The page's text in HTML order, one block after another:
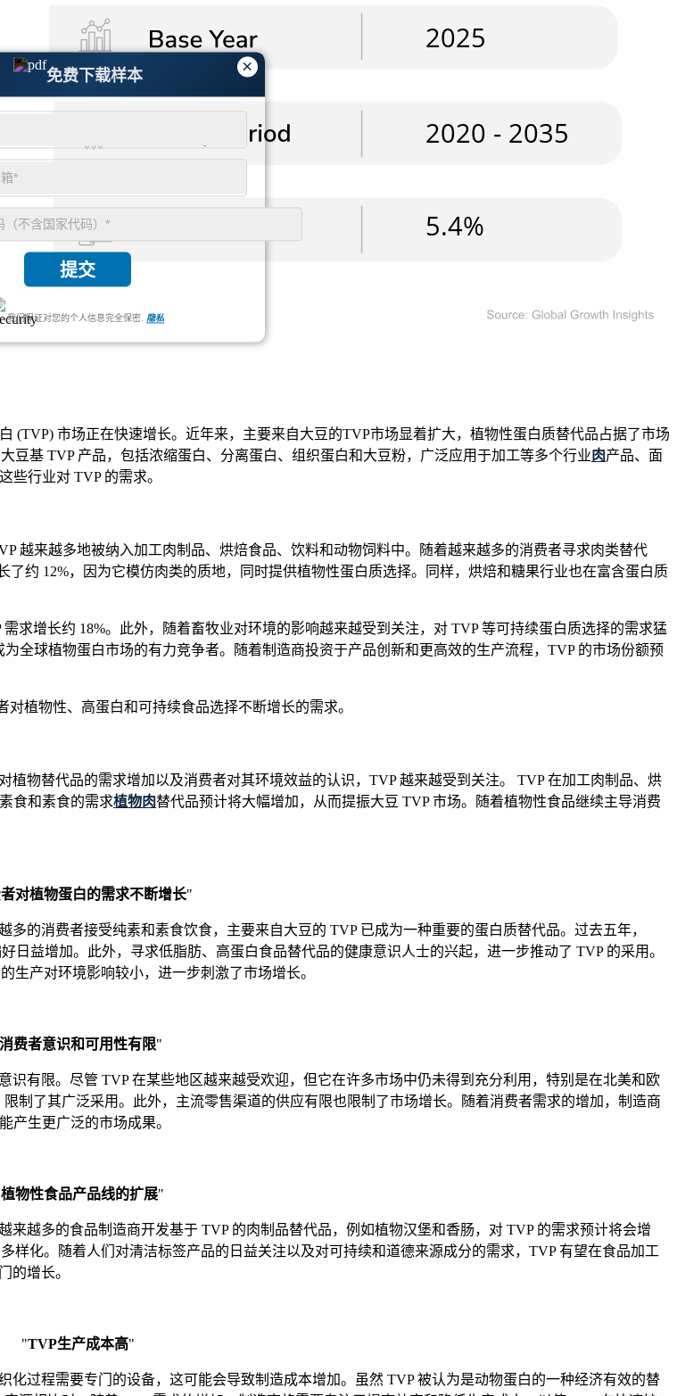
×
免费下载样本
提交
我们保证对您的个人信息完全保密. 隐私
(TVP) 市场正在快速增长。近年来，主要来自大豆的TVP市场显着扩大，植物性蛋白质替代品占据了市场
基 TVP 产品，包括浓缩蛋白、分离蛋白、组织蛋白和大豆粉，广泛应用于加工等多个行业肉产品、面
些行业对 TVP 的需求。
越来越多地被纳入加工肉制品、烘焙食品、饮料和动物饲料中。随着越来越多的消费者寻求肉类替代
约 12%，因为它模仿肉类的质地，同时提供植物性蛋白质选择。同样，烘焙和糖果行业也在富含蛋白质
求增长约 18%。此外，随着畜牧业对环境的影响越来越受到关注，对 TVP 等可持续蛋白质选择的需求猛
全球植物蛋白市场的有力竞争者。随着制造商投资于产品创新和更高效的生产流程，TVP 的市场份额预
植物性、高蛋白和可持续食品选择不断增长的需求。
物替代品的需求增加以及消费者对其环境效益的认识，TVP 越来越受到关注。 TVP 在加工肉制品、烘
食和素食的需求植物肉替代品预计将大幅增加，从而提振大豆 TVP 市场。随着植物性食品继续主导消费
对植物蛋白的需求不断增长"
的消费者接受纯素和素食饮食，主要来自大豆的 TVP 已成为一种重要的蛋白质替代品。过去五年，
益增加。此外，寻求低脂肪、高蛋白食品替代品的健康意识人士的兴起，进一步推动了 TVP 的采用。
生产对环境影响较小，进一步刺激了市场增长。
消费者意识和可用性有限"
有限。尽管 TVP 在某些地区越来越受欢迎，但它在许多市场中仍未得到充分利用，特别是在北美和欧
制了其广泛采用。此外，主流零售渠道的供应有限也限制了市场增长。随着消费者需求的增加，制造商
产生更广泛的市场成果。
植物性食品产品线的扩展"
越多的食品制造商开发基于 TVP 的肉制品替代品，例如植物汉堡和香肠，对 TVP 的需求预计将会增
化。随着人们对清洁标签产品的日益关注以及对可持续和道德来源成分的需求，TVP 有望在食品加工
的增长。
"TVP生产成本高"
过程需要专门的设备，这可能会导致制造成本增加。虽然 TVP 被认为是动物蛋白的一种经济有效的替